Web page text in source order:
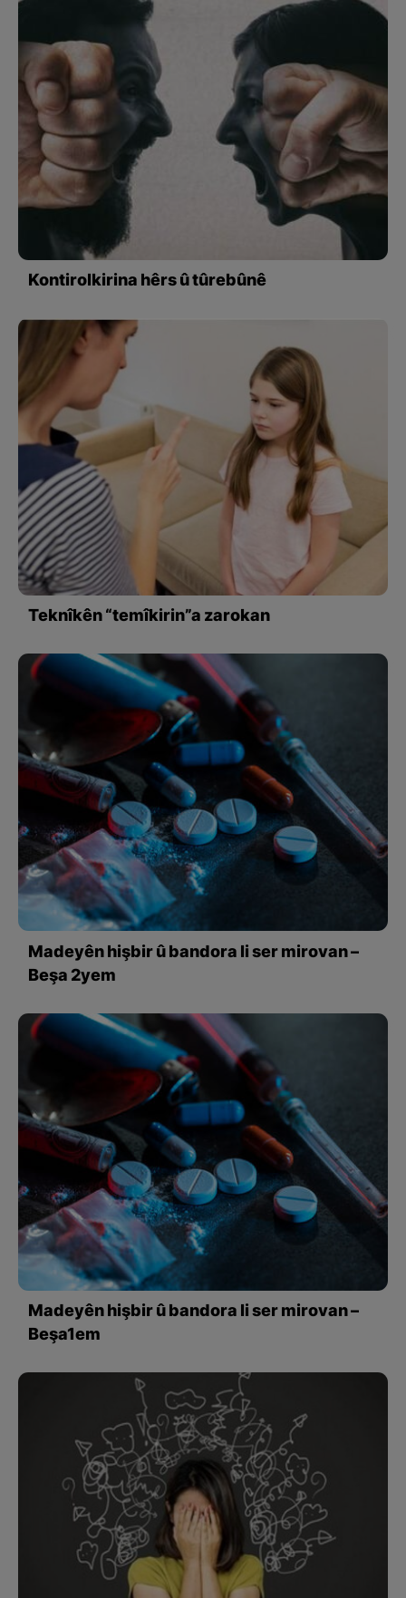
Kontirolkirina hêrs û tûrebûnê
Teknîkên “temîkirin”a zarokan
Madeyên hişbir û bandora li ser mirovan –
Beşa 2yem
Madeyên hişbir û bandora li ser mirovan –
Beşa1em